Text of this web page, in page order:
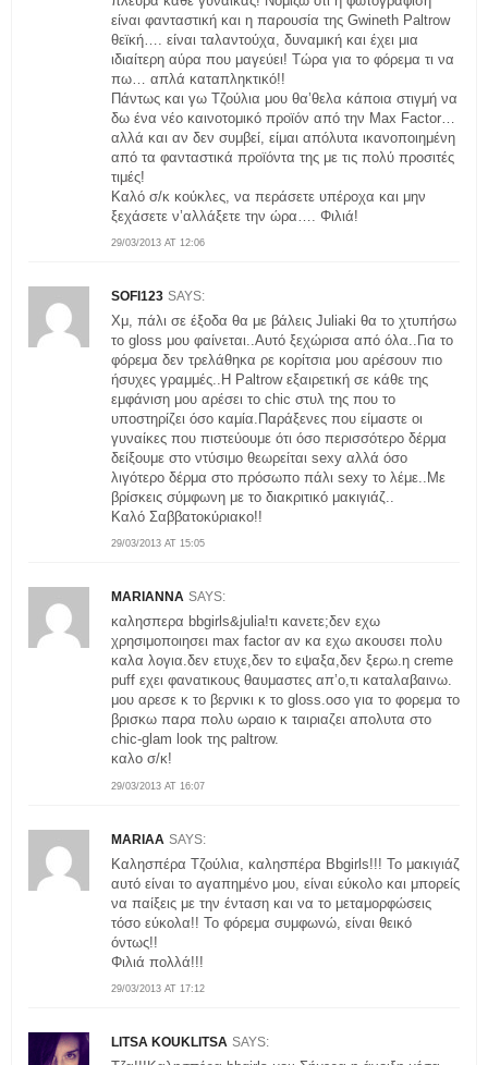
29/03/2013 AT 12:06
είναι φανταστική και η παρουσία της Gwineth Paltrow
θεϊκή…. είναι ταλαντούχα, δυναμική και έχει μια
ιδιαίτερη αύρα που μαγεύει! Τώρα για το φόρεμα τι να
πω… απλά καταπληκτικό!!
Πάντως και γω Τζούλια μου θα’θελα κάποια στιγμή να
δω ένα νέο καινοτομικό προϊόν από την Max Factor…
αλλά και αν δεν συμβεί, είμαι απόλυτα ικανοποιημένη
από τα φανταστικά προϊόντα της με τις πολύ προσιτές
τιμές!
Καλό σ/κ κούκλες, να περάσετε υπέροχα και μην
ξεχάσετε ν’αλλάξετε την ώρα…. Φιλιά!
SOFI123 SAYS:
29/03/2013 AT 15:05
Χμ, πάλι σε έξοδα θα με βάλεις Juliaki θα το χτυπήσω
το gloss μου φαίνεται..Αυτό ξεχώρισα από όλα..Για το
φόρεμα δεν τρελάθηκα ρε κορίτσια μου αρέσουν πιο
ήσυχες γραμμές..Η Paltrow εξαιρετική σε κάθε της
εμφάνιση μου αρέσει το chic στυλ της που το
υποστηρίζει όσο καμία.Παράξενες που είμαστε οι
γυναίκες που πιστεύουμε ότι όσο περισσότερο δέρμα
δείξουμε στο ντύσιμο θεωρείται sexy αλλά όσο
λιγότερο δέρμα στο πρόσωπο πάλι sexy το λέμε..Με
βρίσκεις σύμφωνη με το διακριτικό μακιγιάζ..
Καλό Σαββατοκύριακο!!
MARIANNA SAYS:
29/03/2013 AT 16:07
καλησπερα bbgirls&julia!τι κανετε;δεν εχω
χρησιμοποιησει max factor αν κα εχω ακουσει πολυ
καλα λογια.δεν ετυχε,δεν το εψαξα,δεν ξερω.η creme
puff εχει φανατικους θαυμαστες απ’ο,τι καταλαβαινω.
μου αρεσε κ το βερνικι κ το gloss.οσο για το φορεμα το
βρισκω παρα πολυ ωραιο κ ταιριαζει απολυτα στο
chic-glam look της paltrow.
καλο σ/κ!
MARIAA SAYS:
29/03/2013 AT 17:12
Καλησπέρα Τζούλια, καλησπέρα Bbgirls!!! Το μακιγιάζ
αυτό είναι το αγαπημένο μου, είναι εύκολο και μπορείς
να παίξεις με την ένταση και να το μεταμορφώσεις
τόσο εύκολα!! Το φόρεμα συμφωνώ, είναι θεικό
όντως!!
Φιλιά πολλά!!!
LITSA KOUKLITSA SAYS: